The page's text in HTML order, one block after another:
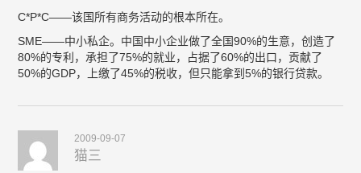
C*P*C——该国所有商务活动的根本所在。
SME——中小私企。中国中小企业做了全国90%的生意，创造了
80%的专利，承担了75%的就业，占据了60%的出口，贡献了
50%的GDP，上缴了45%的税收，但只能拿到5%的银行贷款。
2009-09-07
猫三